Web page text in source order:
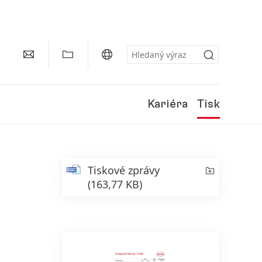
Kariéra Tisk
Tiskové zprávy
(163,77 KB)